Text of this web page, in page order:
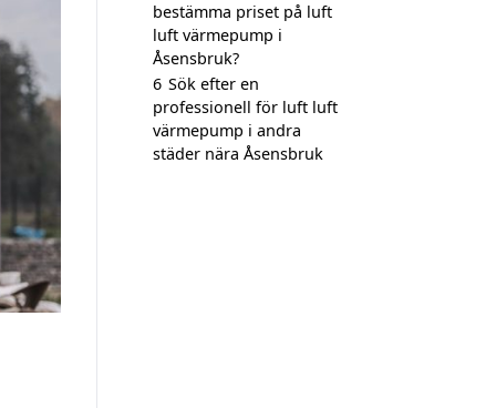
bestämma priset på luft
luft värmepump i
Åsensbruk?
6 Sök efter en
professionell för luft luft
värmepump i andra
städer nära Åsensbruk